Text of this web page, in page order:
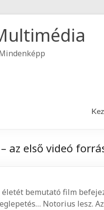
az első videó
bemutató film
Notorius lesz.